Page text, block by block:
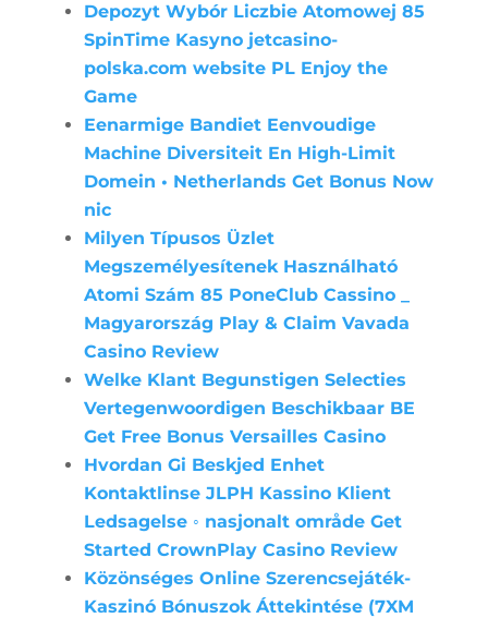
Depozyt Wybór Liczbie Atomowej 85
SpinTime Kasyno jetcasino-
polska.com website PL Enjoy the
Game
Eenarmige Bandiet Eenvoudige
Machine Diversiteit En High-Limit
Domein • Netherlands Get Bonus Now
nic
Milyen Típusos Üzlet
Megszemélyesítenek Használható
Atomi Szám 85 PoneClub Cassino _
Magyarország Play & Claim Vavada
Casino Review
Welke Klant Begunstigen Selecties
Vertegenwoordigen Beschikbaar BE
Get Free Bonus Versailles Casino
Hvordan Gi Beskjed Enhet
Kontaktlinse JLPH Kassino Klient
Ledsagelse ◦ nasjonalt område Get
Started CrownPlay Casino Review
Közönséges Online Szerencsejáték-
Kaszinó Bónuszok Áttekintése (7XM